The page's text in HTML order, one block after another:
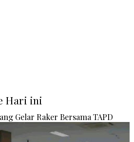
Hari ini
Gelar Raker Bersama TAPD